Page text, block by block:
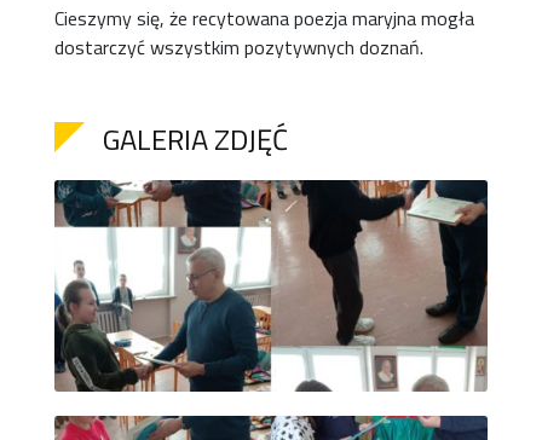
Cieszymy się, że recytowana poezja maryjna mogła
dostarczyć wszystkim pozytywnych doznań.
GALERIA ZDJĘĆ